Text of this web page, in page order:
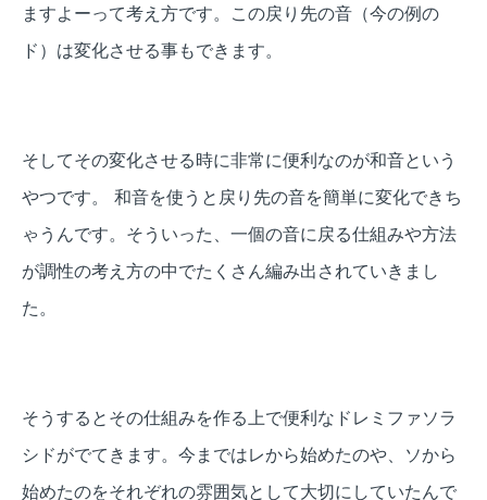
ますよーって考え方です。 この戻り先の音（今の例の
ド）は変化させる事もできます。
そしてその変化させる時に非常に便利なのが和音という
やつです。
和音を使うと戻り先の音を簡単に変化できち
ゃうんです。そういった、一個の音に戻る仕組みや方法
が調性の考え方の中でたくさん編み出されていきまし
た。
そうするとその仕組みを作る上で便利なドレミファソラ
シドがでてきます。今まではレから始めたのや、ソから
始めたのをそれぞれの雰囲気として大切にしていたんで